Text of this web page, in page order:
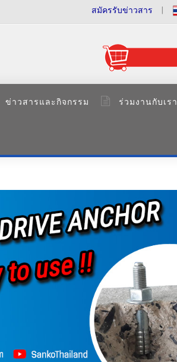
สมัครรับข่าวสาร
ข่าวสารและกิจกรรม ร่วมงานกับเรา